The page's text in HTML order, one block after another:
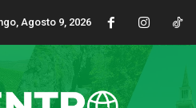
Agosto 9, 2026